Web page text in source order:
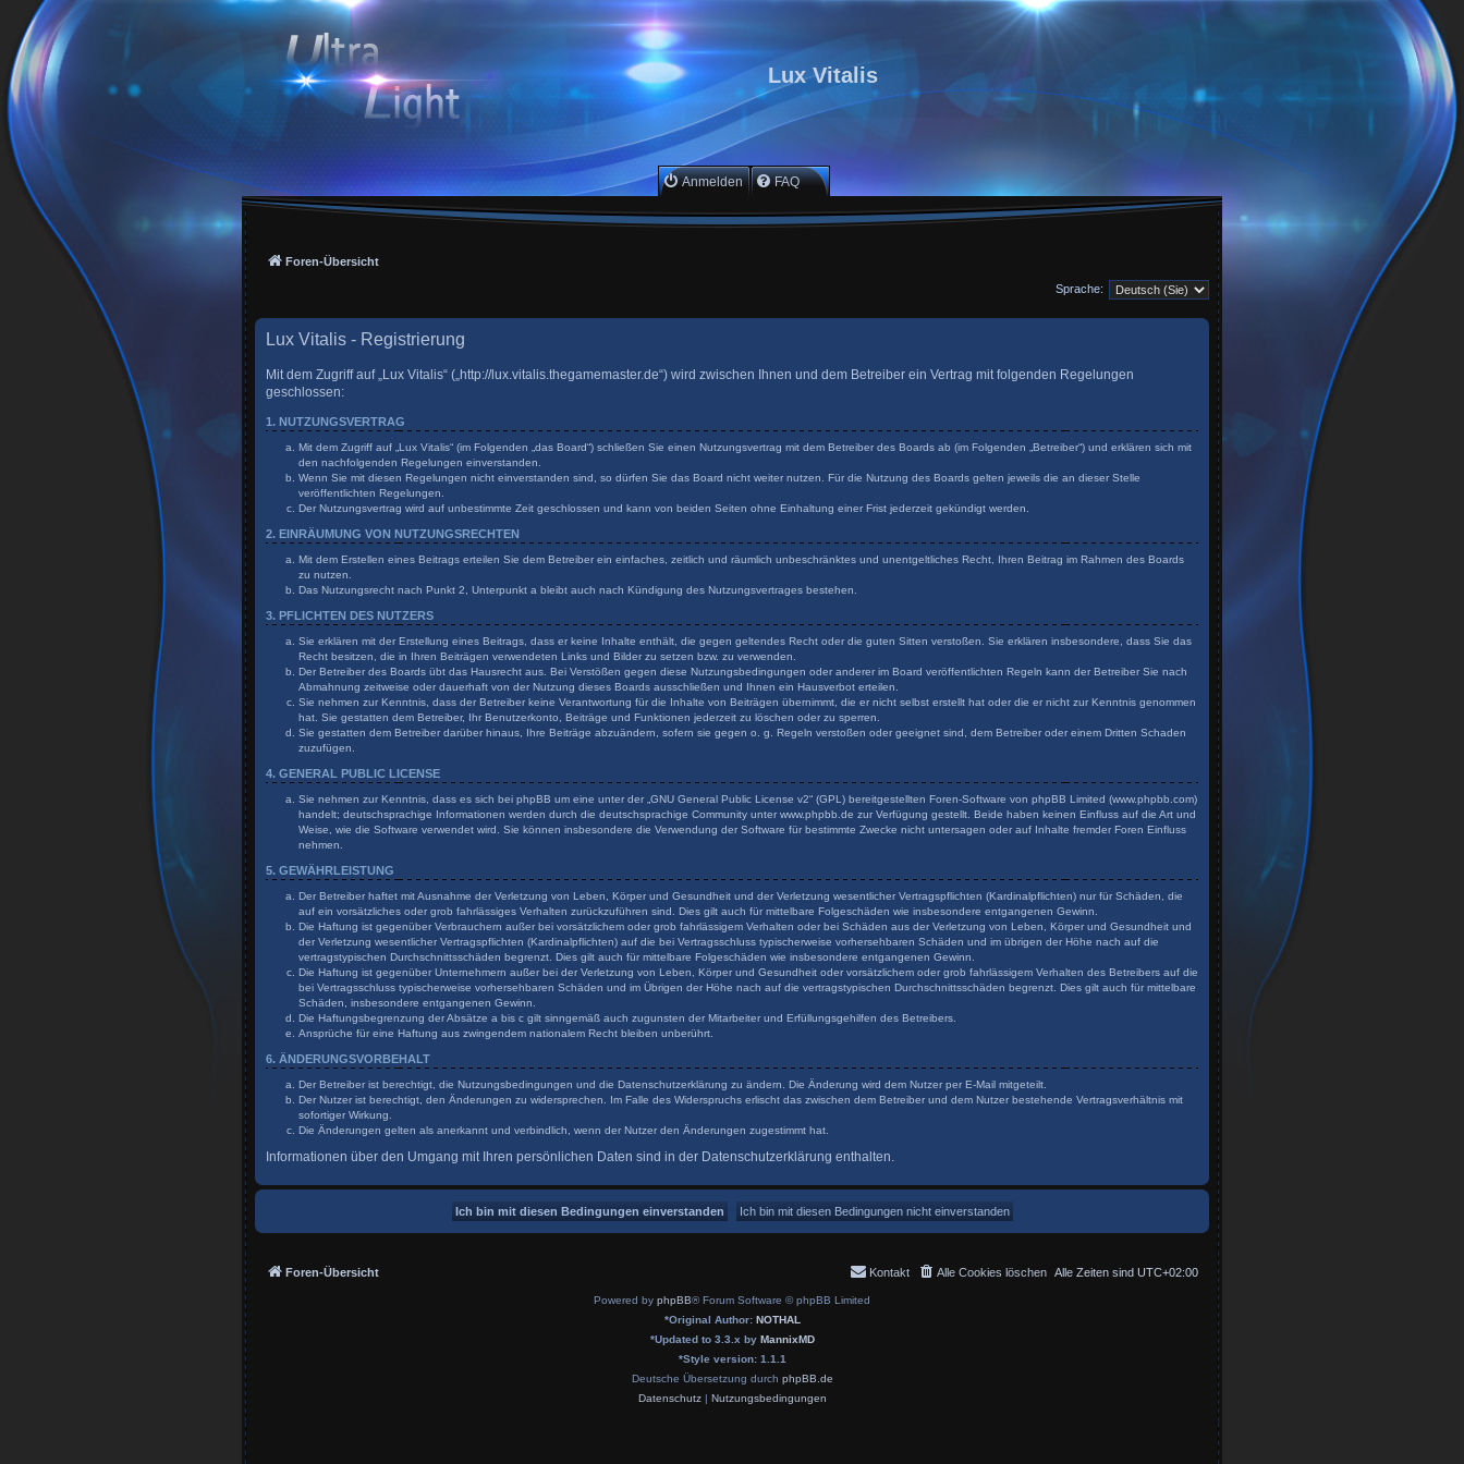
Lux Vitalis
Anmelden FAQ
Foren-Übersicht
Sprache:
Lux Vitalis - Registrierung
Mit dem Zugriff auf „Lux Vitalis“ („http://lux.vitalis.thegamemaster.de“) wird zwischen Ihnen und dem Betreiber ein Vertrag mit folgenden Regelungen
geschlossen:
1. NUTZUNGSVERTRAG
Mit dem Zugriff auf „Lux Vitalis“ (im Folgenden „das Board“) schließen Sie einen Nutzungsvertrag mit dem Betreiber des Boards ab (im Folgenden „Betreiber“) und erklären sich mit
den nachfolgenden Regelungen einverstanden.
Wenn Sie mit diesen Regelungen nicht einverstanden sind, so dürfen Sie das Board nicht weiter nutzen. Für die Nutzung des Boards gelten jeweils die an dieser Stelle
veröffentlichten Regelungen.
Der Nutzungsvertrag wird auf unbestimmte Zeit geschlossen und kann von beiden Seiten ohne Einhaltung einer Frist jederzeit gekündigt werden.
2. EINRÄUMUNG VON NUTZUNGSRECHTEN
Mit dem Erstellen eines Beitrags erteilen Sie dem Betreiber ein einfaches, zeitlich und räumlich unbeschränktes und unentgeltliches Recht, Ihren Beitrag im Rahmen des Boards
zu nutzen.
Das Nutzungsrecht nach Punkt 2, Unterpunkt a bleibt auch nach Kündigung des Nutzungsvertrages bestehen.
3. PFLICHTEN DES NUTZERS
Sie erklären mit der Erstellung eines Beitrags, dass er keine Inhalte enthält, die gegen geltendes Recht oder die guten Sitten verstoßen. Sie erklären insbesondere, dass Sie das
Recht besitzen, die in Ihren Beiträgen verwendeten Links und Bilder zu setzen bzw. zu verwenden.
Der Betreiber des Boards übt das Hausrecht aus. Bei Verstößen gegen diese Nutzungsbedingungen oder anderer im Board veröffentlichten Regeln kann der Betreiber Sie nach
Abmahnung zeitweise oder dauerhaft von der Nutzung dieses Boards ausschließen und Ihnen ein Hausverbot erteilen.
Sie nehmen zur Kenntnis, dass der Betreiber keine Verantwortung für die Inhalte von Beiträgen übernimmt, die er nicht selbst erstellt hat oder die er nicht zur Kenntnis genommen
hat. Sie gestatten dem Betreiber, Ihr Benutzerkonto, Beiträge und Funktionen jederzeit zu löschen oder zu sperren.
Sie gestatten dem Betreiber darüber hinaus, Ihre Beiträge abzuändern, sofern sie gegen o. g. Regeln verstoßen oder geeignet sind, dem Betreiber oder einem Dritten Schaden
zuzufügen.
4. GENERAL PUBLIC LICENSE
Sie nehmen zur Kenntnis, dass es sich bei phpBB um eine unter der „ GNU General Public License v2“ (GPL) bereitgestellten Foren-Software von phpBB Limited (www.phpbb.com)
handelt; deutschsprachige Informationen werden durch die deutschsprachige Community unter www.phpbb.de zur Verfügung gestellt. Beide haben keinen Einfluss auf die Art und
Weise, wie die Software verwendet wird. Sie können insbesondere die Verwendung der Software für bestimmte Zwecke nicht untersagen oder auf Inhalte fremder Foren Einfluss
nehmen.
5. GEWÄHRLEISTUNG
Der Betreiber haftet mit Ausnahme der Verletzung von Leben, Körper und Gesundheit und der Verletzung wesentlicher Vertragspflichten (Kardinalpflichten) nur für Schäden, die
auf ein vorsätzliches oder grob fahrlässiges Verhalten zurückzuführen sind. Dies gilt auch für mittelbare Folgeschäden wie insbesondere entgangenen Gewinn.
Die Haftung ist gegenüber Verbrauchern außer bei vorsätzlichem oder grob fahrlässigem Verhalten oder bei Schäden aus der Verletzung von Leben, Körper und Gesundheit und
der Verletzung wesentlicher Vertragspflichten (Kardinalpflichten) auf die bei Vertragsschluss typischerweise vorhersehbaren Schäden und im übrigen der Höhe nach auf die
vertragstypischen Durchschnittsschäden begrenzt. Dies gilt auch für mittelbare Folgeschäden wie insbesondere entgangenen Gewinn.
Die Haftung ist gegenüber Unternehmern außer bei der Verletzung von Leben, Körper und Gesundheit oder vorsätzlichem oder grob fahrlässigem Verhalten des Betreibers auf die
bei Vertragsschluss typischerweise vorhersehbaren Schäden und im Übrigen der Höhe nach auf die vertragstypischen Durchschnittsschäden begrenzt. Dies gilt auch für mittelbare
Schäden, insbesondere entgangenen Gewinn.
Die Haftungsbegrenzung der Absätze a bis c gilt sinngemäß auch zugunsten der Mitarbeiter und Erfüllungsgehilfen des Betreibers.
Ansprüche für eine Haftung aus zwingendem nationalem Recht bleiben unberührt.
6. ÄNDERUNGSVORBEHALT
Der Betreiber ist berechtigt, die Nutzungsbedingungen und die Datenschutzerklärung zu ändern. Die Änderung wird dem Nutzer per E-Mail mitgeteilt.
Der Nutzer ist berechtigt, den Änderungen zu widersprechen. Im Falle des Widerspruchs erlischt das zwischen dem Betreiber und dem Nutzer bestehende Vertragsverhältnis mit
sofortiger Wirkung.
Die Änderungen gelten als anerkannt und verbindlich, wenn der Nutzer den Änderungen zugestimmt hat.
Informationen über den Umgang mit Ihren persönlichen Daten sind in der Datenschutzerklärung enthalten.
Foren-Übersicht Alle Zeiten sind UTC+02:00
Alle Cookies löschen
Kontakt
Powered by phpBB® Forum Software © phpBB Limited
*Original Author: NOTHAL
*Updated to 3.3.x by MannixMD
*Style version: 1.1.1
Deutsche Übersetzung durch phpBB.de
Datenschutz| Nutzungsbedingungen